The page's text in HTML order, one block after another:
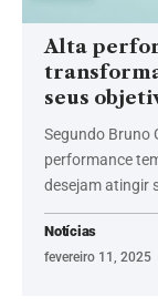
Alta
seus
Segundo Bruno
performance
desejam atingir
Notícias
fevereiro 11, 2025